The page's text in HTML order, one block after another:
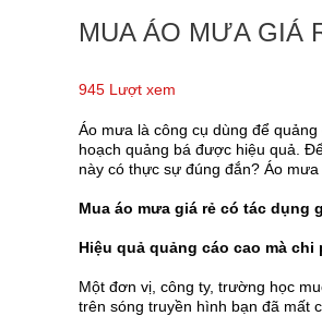
MUA ÁO MƯA GIÁ
945 Lượt xem
Áo mưa là công cụ dùng để
hoạch quảng bá được hiệu quả.
này có thực sự đúng đắn? Áo
Mua áo mưa giá rẻ có tác
Hiệu quả quảng cáo cao mà chi
Một đơn vị, công ty, trường học
trên sóng truyền hình bạn đã mất